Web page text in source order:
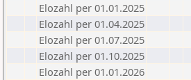
Elozahl per 01.01.2025
Elozahl per 01.04.2025
Elozahl per 01.07.2025
Elozahl per 01.10.2025
Elozahl per 01.01.2026